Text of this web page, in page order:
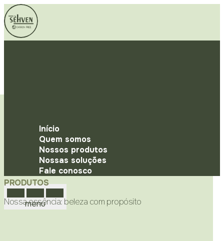
Início
Quem somos
Nossos produtos
Nossas soluções
Fale conosco
menu
PRODUTOS
Nossa essência: beleza com propósito